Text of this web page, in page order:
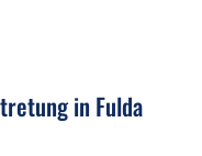
in Fulda